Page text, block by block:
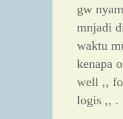
gw
mnjadi
waktu
kenapa
well ,,
logis ,, .